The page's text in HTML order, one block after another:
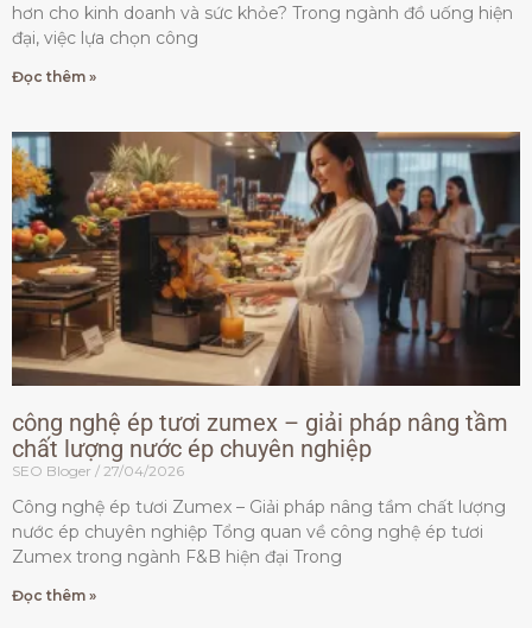
hơn cho kinh doanh và sức khỏe? Trong ngành đồ uống hiện
đại, việc lựa chọn công
Đọc thêm »
công nghệ ép tươi zumex – giải pháp nâng tầm
chất lượng nước ép chuyên nghiệp
SEO Bloger 27/04/2026
Công nghệ ép tươi Zumex – Giải pháp nâng tầm chất lượng
nước ép chuyên nghiệp Tổng quan về công nghệ ép tươi
Zumex trong ngành F&B hiện đại Trong
Đọc thêm »